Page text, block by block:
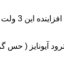
( حس گر